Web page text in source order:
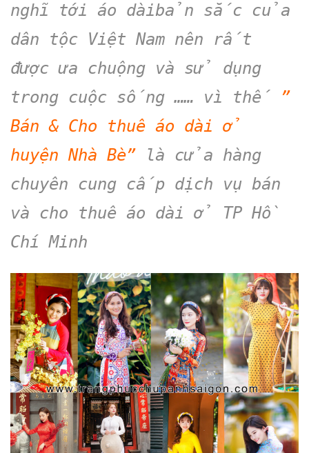
nghĩ tới áo dàibản sắc của
dân tộc Việt Nam nên rất
được ưa chuộng và sử dụng
trong cuộc sống …… vì thế ”
Bán & Cho thuê áo dài ở
huyện Nhà Bè” là cửa hàng
chuyên cung cấp dịch vụ bán
và cho thuê áo dài ở TP Hồ
Chí Minh